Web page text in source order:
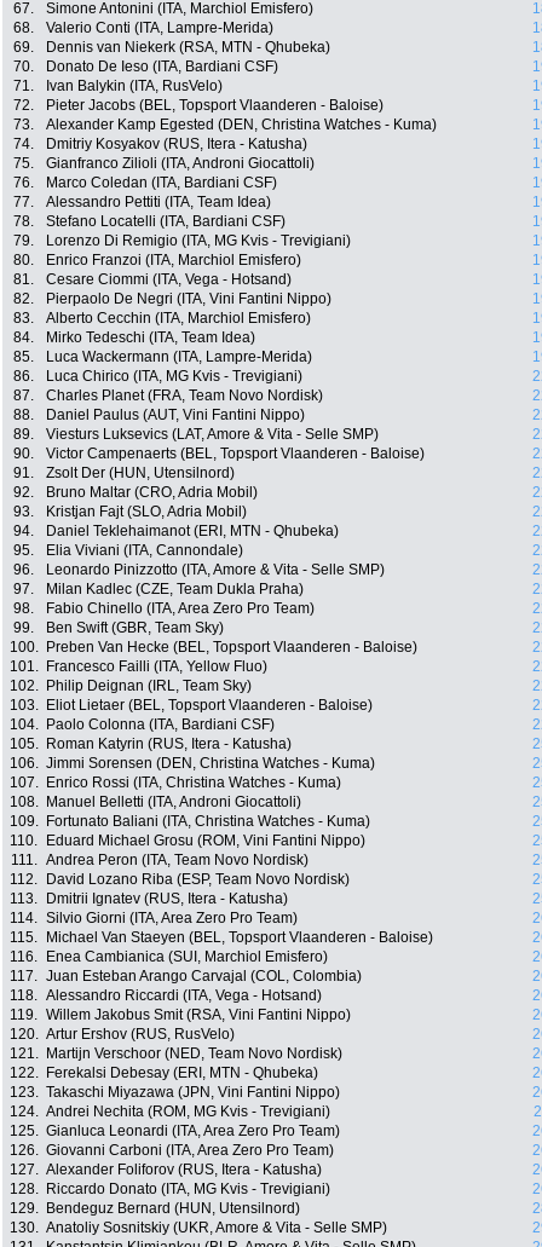
67.
Simone Antonini (ITA, Marchiol Emisfero)
68.
Valerio Conti (ITA, Lampre-Merida)
69.
Dennis van Niekerk (RSA, MTN - Qhubeka)
70.
Donato De Ieso (ITA, Bardiani CSF)
71.
Ivan Balykin (ITA, RusVelo)
72.
Pieter Jacobs (BEL, Topsport Vlaanderen - Baloise)
73.
Alexander Kamp Egested (DEN, Christina Watches - Kuma)
74.
Dmitriy Kosyakov (RUS, Itera - Katusha)
75.
Gianfranco Zilioli (ITA, Androni Giocattoli)
76.
Marco Coledan (ITA, Bardiani CSF)
77.
Alessandro Pettiti (ITA, Team Idea)
78.
Stefano Locatelli (ITA, Bardiani CSF)
79.
Lorenzo Di Remigio (ITA, MG Kvis - Trevigiani)
80.
Enrico Franzoi (ITA, Marchiol Emisfero)
81.
Cesare Ciommi (ITA, Vega - Hotsand)
82.
Pierpaolo De Negri (ITA, Vini Fantini Nippo)
83.
Alberto Cecchin (ITA, Marchiol Emisfero)
84.
Mirko Tedeschi (ITA, Team Idea)
85.
Luca Wackermann (ITA, Lampre-Merida)
86.
Luca Chirico (ITA, MG Kvis - Trevigiani)
87.
Charles Planet (FRA, Team Novo Nordisk)
88.
Daniel Paulus (AUT, Vini Fantini Nippo)
89.
Viesturs Luksevics (LAT, Amore & Vita - Selle SMP)
90.
Victor Campenaerts (BEL, Topsport Vlaanderen - Baloise)
91.
Zsolt Der (HUN, Utensilnord)
92.
Bruno Maltar (CRO, Adria Mobil)
93.
Kristjan Fajt (SLO, Adria Mobil)
94.
Daniel Teklehaimanot (ERI, MTN - Qhubeka)
95.
Elia Viviani (ITA, Cannondale)
96.
Leonardo Pinizzotto (ITA, Amore & Vita - Selle SMP)
97.
Milan Kadlec (CZE, Team Dukla Praha)
98.
Fabio Chinello (ITA, Area Zero Pro Team)
99.
Ben Swift (GBR, Team Sky)
100.
Preben Van Hecke (BEL, Topsport Vlaanderen - Baloise)
101.
Francesco Failli (ITA, Yellow Fluo)
102.
Philip Deignan (IRL, Team Sky)
103.
Eliot Lietaer (BEL, Topsport Vlaanderen - Baloise)
104.
Paolo Colonna (ITA, Bardiani CSF)
105.
Roman Katyrin (RUS, Itera - Katusha)
106. Jimmi Sorensen (DEN, Christina Watches - Kuma)
107.
Enrico Rossi (ITA, Christina Watches - Kuma)
108.
Manuel Belletti (ITA, Androni Giocattoli)
109.
Fortunato Baliani (ITA, Christina Watches - Kuma)
110.
Eduard Michael Grosu (ROM, Vini Fantini Nippo)
111. Andrea Peron (ITA, Team Novo Nordisk)
112.
David Lozano Riba (ESP, Team Novo Nordisk)
113.
Dmitrii Ignatev (RUS, Itera - Katusha)
114. Silvio Giorni (ITA, Area Zero Pro Team)
115.
Michael Van Staeyen (BEL, Topsport Vlaanderen - Baloise)
116.
Enea Cambianica (SUI, Marchiol Emisfero)
117. Juan Esteban Arango Carvajal (COL, Colombia)
118. Alessandro Riccardi (ITA, Vega - Hotsand)
119. Willem Jakobus Smit (RSA, Vini Fantini Nippo)
120. Artur Ershov (RUS, RusVelo)
121.
Martijn Verschoor (NED, Team Novo Nordisk)
122.
Ferekalsi Debesay (ERI, MTN - Qhubeka)
123. Takaschi Miyazawa (JPN, Vini Fantini Nippo)
124. Andrei Nechita (ROM, MG Kvis - Trevigiani)
125. Gianluca Leonardi (ITA, Area Zero Pro Team)
126. Giovanni Carboni (ITA, Area Zero Pro Team)
127. Alexander Foliforov (RUS, Itera - Katusha)
128.
Riccardo Donato (ITA, MG Kvis - Trevigiani)
129.
Bendeguz Bernard (HUN, Utensilnord)
130. Anatoliy Sosnitskiy (UKR, Amore & Vita - Selle SMP)